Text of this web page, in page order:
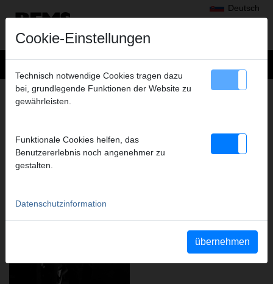
Deutsch
REMS – FOR PROFESSIONALS.
EXZELLENTER SERVICE. ÜBERALL
Cookie-Einstellungen
Technisch notwendige Cookies tragen dazu
bei, grundlegende Funktionen der Website zu
gewährleisten.
Funktionale Cookies helfen, das
Benutzererlebnis noch angenehmer zu
gestalten.
Datenschutzinformation
übernehmen